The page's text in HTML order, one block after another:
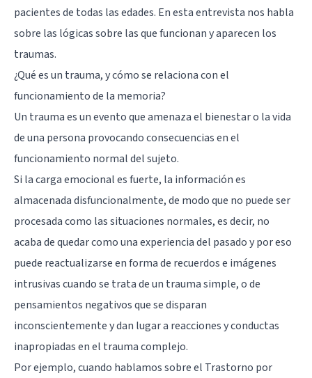
pacientes de todas las edades. En esta entrevista nos habla
sobre las lógicas sobre las que funcionan y aparecen los
traumas.
¿Qué es un trauma, y cómo se relaciona con el
funcionamiento de la memoria?
Un trauma es un evento que amenaza el bienestar o la vida
de una persona provocando consecuencias en el
funcionamiento normal del sujeto.
Si la carga emocional es fuerte, la información es
almacenada disfuncionalmente, de modo que no puede ser
procesada como las situaciones normales, es decir, no
acaba de quedar como una experiencia del pasado y por eso
puede reactualizarse en forma de recuerdos e imágenes
intrusivas cuando se trata de un trauma simple, o de
pensamientos negativos que se disparan
inconscientemente y dan lugar a reacciones y conductas
inapropiadas en el trauma complejo.
Por ejemplo, cuando hablamos sobre el Trastorno por